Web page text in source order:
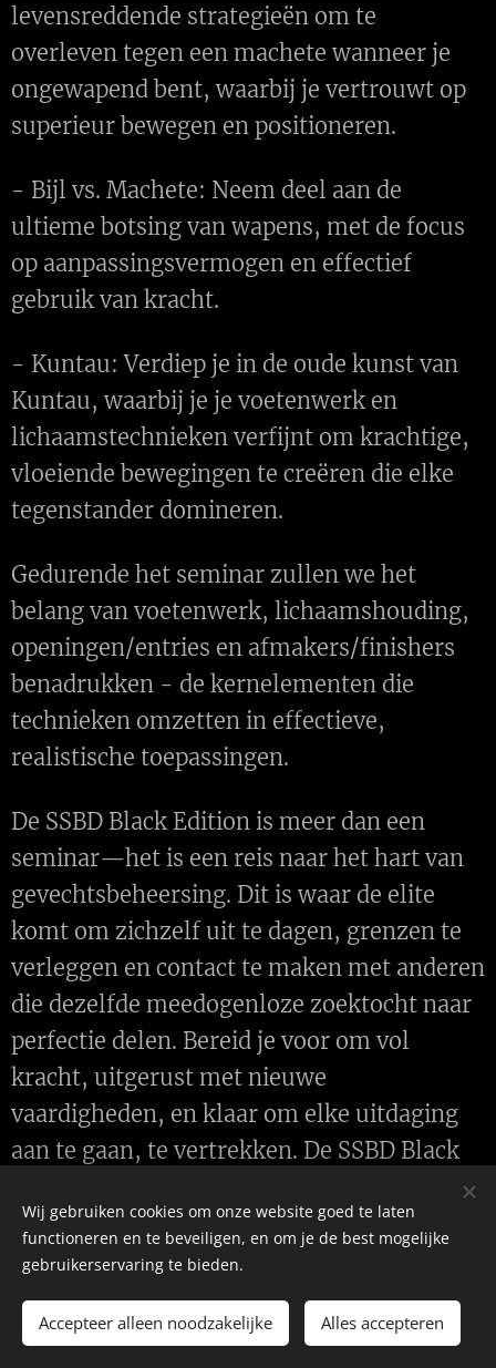
levensreddende strategieën om te
overleven tegen een machete wanneer je
ongewapend bent, waarbij je vertrouwt op
superieur bewegen en positioneren.
- Bijl vs. Machete: Neem deel aan de
ultieme botsing van wapens, met de focus
op aanpassingsvermogen en effectief
gebruik van kracht.
- Kuntau: Verdiep je in de oude kunst van
Kuntau, waarbij je je voetenwerk en
lichaamstechnieken verfijnt om krachtige,
vloeiende bewegingen te creëren die elke
tegenstander domineren.
Gedurende het seminar zullen we het
belang van voetenwerk, lichaamshouding,
openingen/entries en afmakers/finishers
benadrukken - de kernelementen die
technieken omzetten in effectieve,
realistische toepassingen.
De SSBD Black Edition is meer dan een
seminar—het is een reis naar het hart van
gevechtsbeheersing. Dit is waar de elite
komt om zichzelf uit te dagen, grenzen te
verleggen en contact te maken met anderen
die dezelfde meedogenloze zoektocht naar
perfectie delen. Bereid je voor om vol
kracht, uitgerust met nieuwe
vaardigheden, en klaar om elke uitdaging
aan te gaan, te vertrekken. De SSBD Black
gevechtstraining begint.
Wees deel van deze transformatie.
**Tijdschema SSBD Black Edition
Wij gebruiken cookies om onze website goed te laten
functioneren en te beveiligen, en om je de best mogelijke
gebruikerservaring te bieden.
Accepteer alleen noodzakelijke Alles accepteren